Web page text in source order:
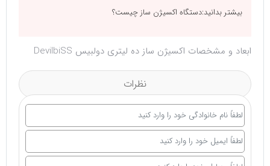
بیشتر بدانید:دستگاه اکسیژن‌ ساز چیست؟
ابعاد و مشخصات اکسیژن ساز ده لیتری دولبیس DevilbiSS
نظرات